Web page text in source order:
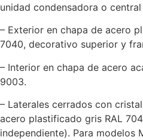
unidad condensadora o
– Exterior en chapa de acero
7040, decorativo superior y
– Interior en chapa de acero
9003.
– Laterales cerrados con
acero plastificado gris RAL
independiente). Para modelos